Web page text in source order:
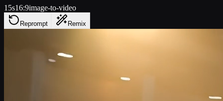
15s16:9image-to-video
Reprompt Remix